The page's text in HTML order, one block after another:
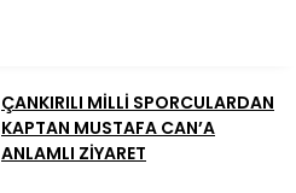
ÇANKIRILI MİLLİ SPORCULARDAN
KAPTAN MUSTAFA CAN’A
ANLAMLI ZİYARET